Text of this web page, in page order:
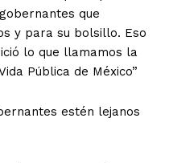
que
y para su bolsillo. Eso
lo que llamamos la
Pública de México”
estén lejanos